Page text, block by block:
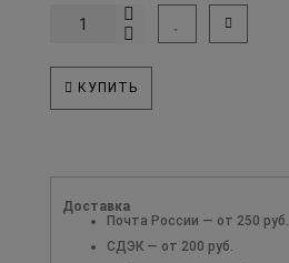
КУПИТЬ
Доставка
Почта России — от 250 руб.
СДЭК — от 200 руб.